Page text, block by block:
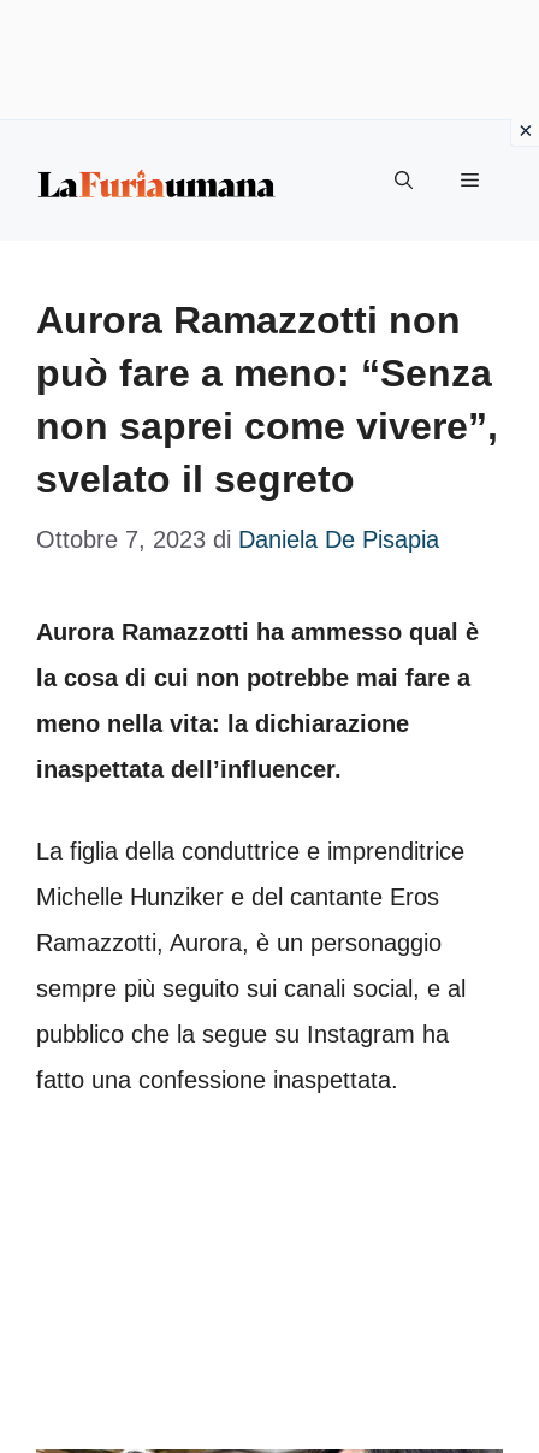
Menu
Aurora Ramazzotti non
può fare a meno: “Senza
non saprei come vivere”,
svelato il segreto
Ottobre 7, 2023 di Daniela De Pisapia
Aurora Ramazzotti ha ammesso qual è
la cosa di cui non potrebbe mai fare a
meno nella vita: la dichiarazione
inaspettata dell’influencer.
La figlia della conduttrice e imprenditrice
Michelle Hunziker e del cantante Eros
Ramazzotti, Aurora, è un personaggio
sempre più seguito sui canali social, e al
pubblico che la segue su Instagram ha
fatto una confessione inaspettata.